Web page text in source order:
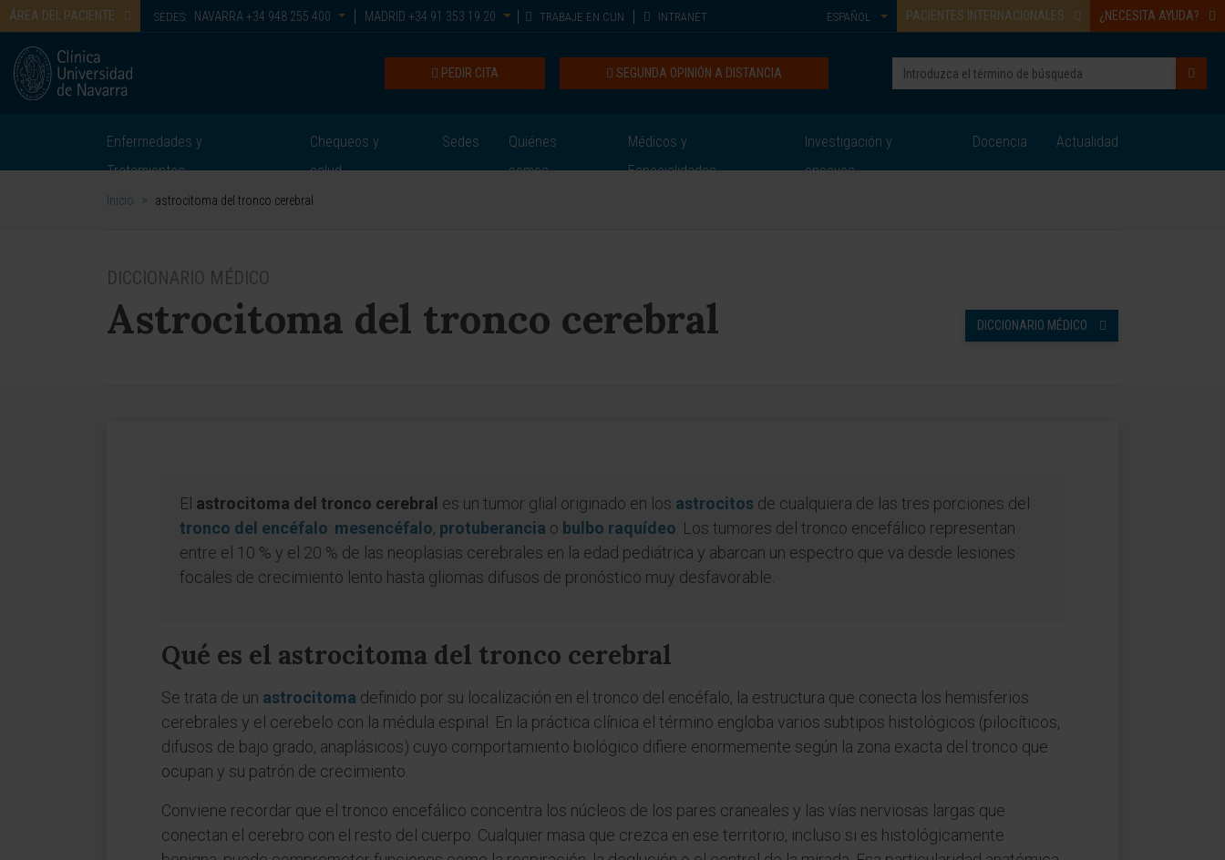
ÁREA DEL PACIENTE SEDES: NAVARRA +34 948 255 400 MADRID +34 91 353 19 20 TRABAJE EN CUN INTRANET PACIENTES INTERNACIONALES ¿NECESITA AYUDA?
ESPAÑOL
SEGUNDA OPINIÓN A DISTANCIA
PEDIR CITA
Enfermedades y
Tratamientos
Chequeos y
salud
Sedes
Quiénes
somos
Médicos y
Especialidades
Investigación y
ensayos
Docencia Actualidad
Inicio > astrocitoma del tronco cerebral
DICCIONARIO MÉDICO
Astrocitoma del tronco cerebral DICCIONARIO MÉDICO
El astrocitoma del tronco cerebral es un tumor glial originado en los astrocitos de cualquiera de las tres porciones del
tronco del encéfalo: mesencéfalo, protuberancia o bulbo raquídeo . Los tumores del tronco encefálico representan
entre el 10 % y el 20 % de las neoplasias cerebrales en la edad pediátrica y abarcan un espectro que va desde lesiones
focales de crecimiento lento hasta gliomas difusos de pronóstico muy desfavorable.
Qué es el astrocitoma del tronco cerebral
Se trata de un astrocitoma definido por su localización en el tronco del encéfalo, la estructura que conecta los hemisferios
cerebrales y el cerebelo con la médula espinal. En la práctica clínica el término engloba varios subtipos histológicos (pilocíticos,
difusos de bajo grado, anaplásicos) cuyo comportamiento biológico difiere enormemente según la zona exacta del tronco que
ocupan y su patrón de crecimiento.
Conviene recordar que el tronco encefálico concentra los núcleos de los pares craneales y las vías nerviosas largas que
conectan el cerebro con el resto del cuerpo. Cualquier masa que crezca en ese territorio, incluso si es histológicamente